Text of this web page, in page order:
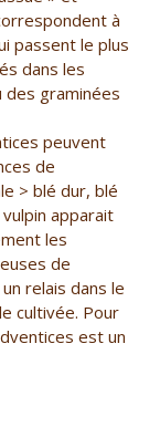
à
passent le plus
dans les
des graminées
peuvent
de
> blé dur, blé
apparait
les
de
relais dans le
cultivée. Pour
est un